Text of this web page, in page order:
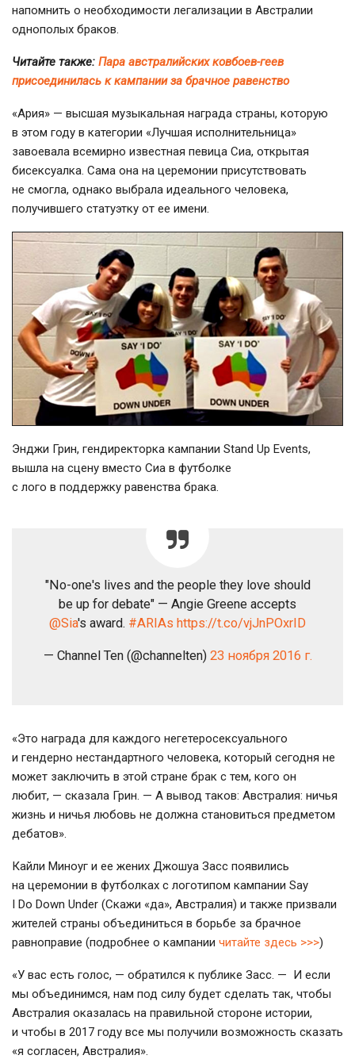
напомнить о необходимости легализации в Австралии
однополых браков.
Читайте также: Пара австралийских ковбоев-геев
присоединилась к кампании за брачное равенство
«Ария» — высшая музыкальная награда страны, которую
в этом году в категории «Лучшая исполнительница»
завоевала всемирно известная певица Сиа, открытая
бисексуалка. Сама она на церемонии присутствовать
не смогла, однако выбрала идеального человека,
получившего статуэтку от ее имени.
Энджи Грин, гендиректорка кампании Stand Up Events,
вышла на сцену вместо Сиа в футболке
с лого в поддержку равенства брака.
"No-one's lives and the people they love should
be up for debate" — Angie Greene accepts
@Sia's award. #ARIAs https://t.co/vjJnPOxrID
— Channel Ten (@channelten) 23 ноября 2016 г.
«Это награда для каждого негетеросексуального
и гендерно нестандартного человека, который сегодня не
может заключить в этой стране брак с тем, кого он
любит, — сказала Грин. — А вывод таков: Австралия: ничья
жизнь и ничья любовь не должна становиться предметом
дебатов».
Кайли Миноуг и ее жених Джошуа Засс появились
на церемонии в футболках с логотипом кампании Say
I Do Down Under (Скажи «да», Австралия) и также призвали
жителей страны объединиться в борьбе за брачное
равноправие (подробнее о кампании читайте здесь >>>)
«У вас есть голос, — обратился к публике Засс. — И если
мы объединимся, нам под силу будет сделать так, чтобы
Австралия оказалась на правильной стороне истории,
и чтобы в 2017 году все мы получили возможность сказать
«я согласен, Австралия».